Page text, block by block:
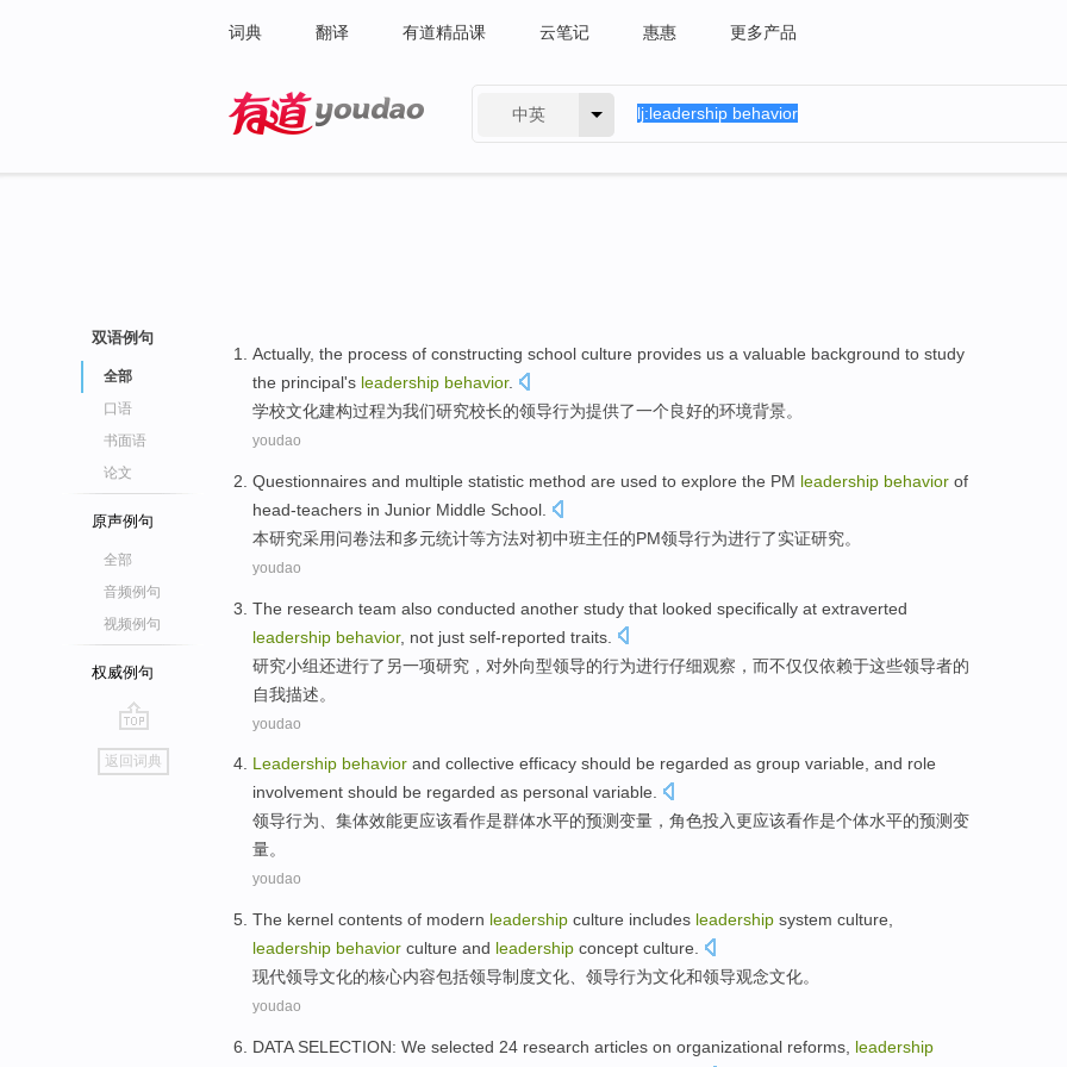
词典 翻译 有道精品课 云笔记 惠惠 更多产品
中英
双语例句
全部
口语
书面语
论文
原声例句
全部
音频例句
视频例句
权威例句
go
top
返回词典
Actually, the process of constructing school culture provides us a valuable background to study
the principal's leadership behavior.
学校文化建构过程为我们研究校长的领导行为提供了一个良好的环境背景。
youdao
Questionnaires and multiple statistic method are used to explore the PM leadership behavior of
head-teachers in Junior Middle School.
本研究采用问卷法和多元统计等方法对初中班主任的PM领导行为进行了实证研究。
youdao
The research team also conducted another study that looked specifically at extraverted
leadership behavior, not just self-reported traits.
研究小组还进行了 另一项研究 ，对外向型领导的行为进行仔细观察 ，而不仅仅依赖于这些领导者的
自我描述。
youdao
Leadership behavior and collective efficacy should be regarded as group variable, and role
involvement should be regarded as personal variable.
领导行为、 集体效能更应该看作是群体水平的预测变量 ， 角色投入更应该看作是个体水平的预测变
量。
youdao
The kernel contents of modern leadership culture includes leadership system culture,
leadership behavior culture and leadership concept culture.
现代领导文化的核心内容包括领导制度文化、领导行为文化和领导观念文化。
youdao
DATA SELECTION: We selected 24 research articles on organizational reforms leadership